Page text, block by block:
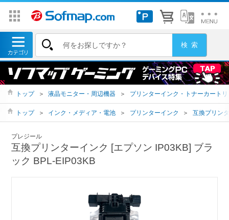
トップ ＞ 液晶モニター・周辺機器 ＞ プリンターインク・トナーカートリ
トップ ＞ インク・メディア・電池 ＞ プリンターインク ＞ 互換プリン
プレジール
互換プリンターインク [エプソン IP03KB] ブラ
ック BPL-EIP03KB